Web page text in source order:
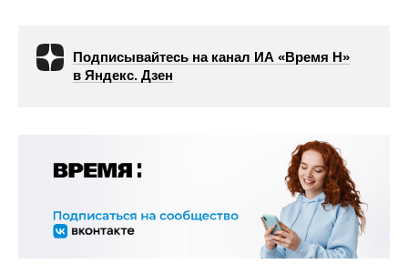
Подписывайтесь на канал ИА «Время Н»
в Яндекс. Дзен